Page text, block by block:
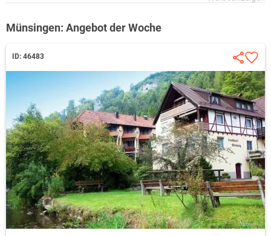
Münsingen: Angebot der Woche
ID: 46483